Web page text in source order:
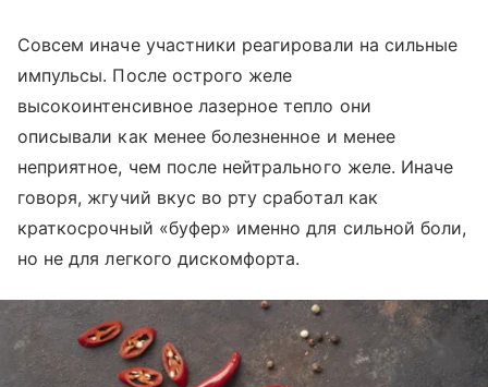
Совсем иначе участники реагировали на сильные
импульсы. После острого желе
высокоинтенсивное лазерное тепло они
описывали как менее болезненное и менее
неприятное, чем после нейтрального желе. Иначе
говоря, жгучий вкус во рту сработал как
краткосрочный «буфер» именно для сильной боли,
но не для легкого дискомфорта.